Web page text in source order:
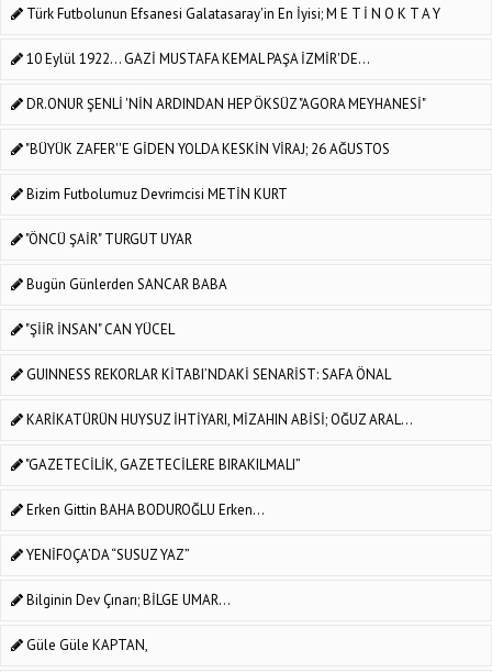
Türk Futbolunun Efsanesi Galatasaray'in En İyisi; M E T İ N O K T A Y
10 Eylül 1922... GAZİ MUSTAFA KEMAL PAŞA İZMİR'DE...
DR.ONUR ŞENLİ 'NİN ARDINDAN HEP ÖKSÜZ "AGORA MEYHANESİ"
"BÜYÜK ZAFER''E GİDEN YOLDA KESKİN VİRAJ; 26 AĞUSTOS
Bizim Futbolumuz Devrimcisi METİN KURT
"ÖNCÜ ŞAİR" TURGUT UYAR
Bugün Günlerden SANCAR BABA
"ŞİİR İNSAN" CAN YÜCEL
GUINNESS REKORLAR KİTABI’NDAKİ SENARİST: SAFA ÖNAL
KARİKATÜRÜN HUYSUZ İHTİYARI, MİZAHIN ABİSİ; OĞUZ ARAL...
"GAZETECİLİK, GAZETECİLERE BIRAKILMALI”
Erken Gittin BAHA BODUROĞLU Erken...
YENİFOÇA’DA “SUSUZ YAZ”
Bilginin Dev Çınarı; BİLGE UMAR...
Güle Güle KAPTAN,